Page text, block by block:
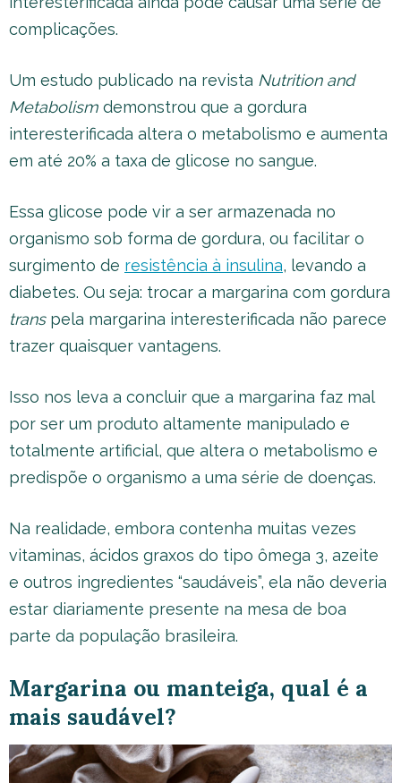
complicações.
Um estudo publicado na revista Nutrition and
Metabolism demonstrou que a gordura
interesterificada altera o metabolismo e aumenta
em até 20% a taxa de glicose no sangue.
Essa glicose pode vir a ser armazenada no
organismo sob forma de gordura, ou facilitar o
surgimento de resistência à insulina, levando a
diabetes. Ou seja: trocar a margarina com gordura
trans pela margarina interesterificada não parece
trazer quaisquer vantagens.
Isso nos leva a concluir que a margarina faz mal
por ser um produto altamente manipulado e
totalmente artificial, que altera o metabolismo e
predispõe o organismo a uma série de doenças.
Na realidade, embora contenha muitas vezes
vitaminas, ácidos graxos do tipo ômega 3, azeite
e outros ingredientes “saudáveis”, ela não deveria
estar diariamente presente na mesa de boa
parte da população brasileira.
Margarina ou manteiga, qual é a
mais saudável?